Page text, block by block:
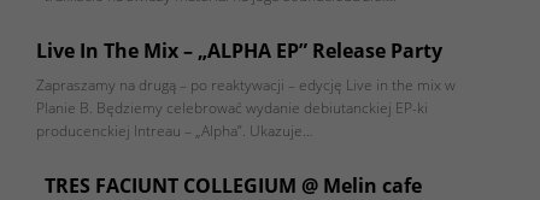
Live In The Mix – „ALPHA EP” Release Party
Zapraszamy na drugą – po reaktywacji – edycję Live in the mix w
Planie B. Będziemy celebrować wydanie debiutanckiej EP-ki
producenckiej Intreau – „Alpha”. Ukazuje…
TRES FACIUNT COLLEGIUM @ Melin cafe